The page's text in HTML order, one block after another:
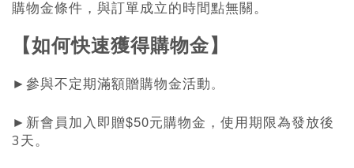
購物金條件，與訂單成立的時間點無關。
【如何快速獲得購物金】
► 參與不定期滿額贈購物金活動。
► 新會員加入即贈$50元購物金，使用期限為發放後
3天。